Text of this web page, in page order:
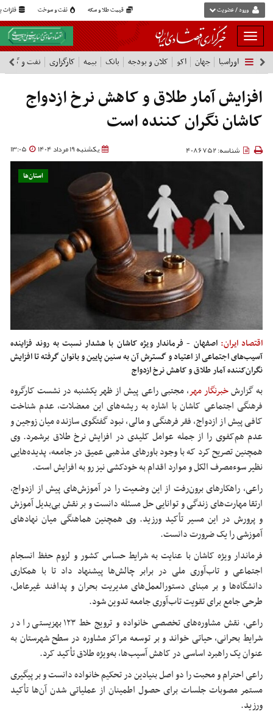
قیمت طلا و سکه نفت و سوخت فلزات ورود / عضویت
بار
و
بسته
نمودن
فهرست
اوراسیا جهان اکو کلان و بودجه بانک بیمه کارگزاری نفت و گاز
افزایش آمار طلاق و کاهش نرخ ازدواج
کاشان نگران کننده است
یکشنبه 19 مرداد 1404 13:05 شناسه: 4086752
استان‌ها
اقتصاد ایران: اصفهان - فرماندار ویژه کاشان با هشدار نسبت به روند فزاینده
آسیب‌های اجتماعی از اعتیاد و گسترش آن به سنین پایین و بانوان گرفته تا افزایش
نگران‌کننده آمار طلاق و کاهش نرخ ازدواج
به گزارشخبرنگار مهر، مجتبی راعی پیش از ظهر یکشنبه در نشست کارگروه
فرهنگی اجتماعی کاشان با اشاره به ریشه‌های این معضلات، عدم شناخت
کافی پیش از ازدواج، فقر فرهنگی و مالی، نبود گفتگوی سازنده میان زوجین و
عدم هم‌کفوی را از جمله عوامل کلیدی در افزایش نرخ طلاق برشمرد. وی
همچنین تصریح کرد که با وجود باورهای مذهبی عمیق در جامعه، پدیده‌هایی
نظیر سوءمصرف الکل و موارد اقدام به خودکشی نیز رو به افزایش است.
راعی، راهکارهای برون‌رفت از این وضعیت را در آموزش‌های پیش از ازدواج،
ارتقا مهارت‌های زندگی و توانایی حل مسئله دانست و بر نقش بی‌بدیل آموزش
و پرورش در این مسیر تأکید ورزید. وی همچنین هماهنگی میان نهادهای
آموزشی را یک ضرورت دانست.
فرماندار ویژه کاشان با عنایت به شرایط حساس کشور و لزوم حفظ انسجام
اجتماعی و تاب‌آوری ملی در برابر چالش‌ها پیشنهاد داد تا با همکاری
دانشگاه‌ها و بر مبنای دستورالعمل‌های مدیریت بحران و پدافند غیرعامل،
طرحی جامع برای تقویت تاب‌آوری جامعه تدوین شود.
راعی، نقش مشاوره‌های تخصصی خانواده و ترویج خط ۱۲۳ بهزیستی را در
شرایط بحرانی، حیاتی خواند و بر توسعه مراکز مشاوره در سطح شهرستان به
عنوان یک راهبرد اساسی در کاهش آسیب‌ها، به‌ویژه طلاق تأکید کرد.
راعی احترام و محبت را دو اصل بنیادین در تحکیم خانواده دانست و بر پیگیری
مستمر مصوبات جلسات برای حصول اطمینان از عملیاتی شدن آن‌ها تأکید
ورزید.